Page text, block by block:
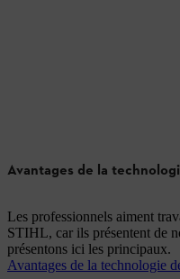
Avantages de la
Les professionnels aiment
STIHL, car ils présentent de
présentons ici les principaux.
Avantages de la technologie